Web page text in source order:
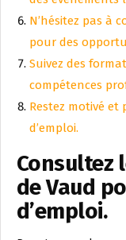
N’hésitez pas à
pour des
Suivez des
compétences
Restez motivé
d’emploi.
Consultez
de Vaud
d’emploi.